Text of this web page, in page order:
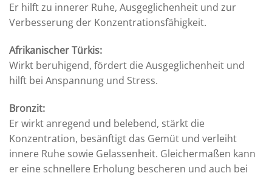
Er hilft zu innerer Ruhe, Ausgeglichenheit und zur
Verbesserung der Konzentrationsfähigkeit.
Afrikanischer Türkis:
Wirkt beruhigend, fördert die Ausgeglichenheit und
hilft bei Anspannung und Stress.
Bronzit:
Er wirkt anregend und belebend, stärkt die
Konzentration, besänftigt das Gemüt und verleiht
innere Ruhe sowie Gelassenheit. Gleichermaßen kann
er eine schnellere Erholung bescheren und auch bei